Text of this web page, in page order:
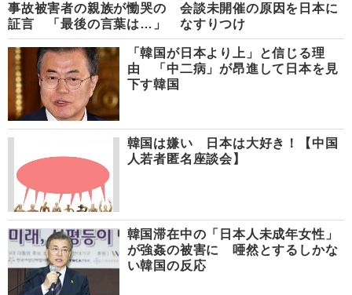
事故被害者の親族が慟哭の
証言 「最後の言葉は…」
会談未開催の原因を日本に
なすりつけ
「韓国が日本より上」と信じる理
由 「中二病」が昂進して日本を見
下す韓国
韓国は嫌い 日本は大好き！【中国
人若者匿名座談会】
韓国滞在中の「日本人未成年女性」
が強姦の被害に 唖然とするしかな
い韓国の反応